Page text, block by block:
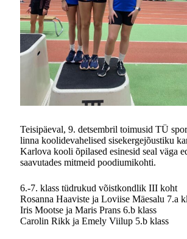
Teisipäeval, 9. detsembril toimusid TÜ
linna koolidevahelised sisekergejõustiku
Karlova kooli õpilased esinesid seal väga
saavutades mitmeid poodiumikohti.
6.-7. klass tüdrukud võistkondlik III koht
Rosanna Haaviste ja Loviise Mäesalu 7.a
Iris Mootse ja Maris Prans 6.b klass
Carolin Rikk ja Emely Viilup 5.b klass